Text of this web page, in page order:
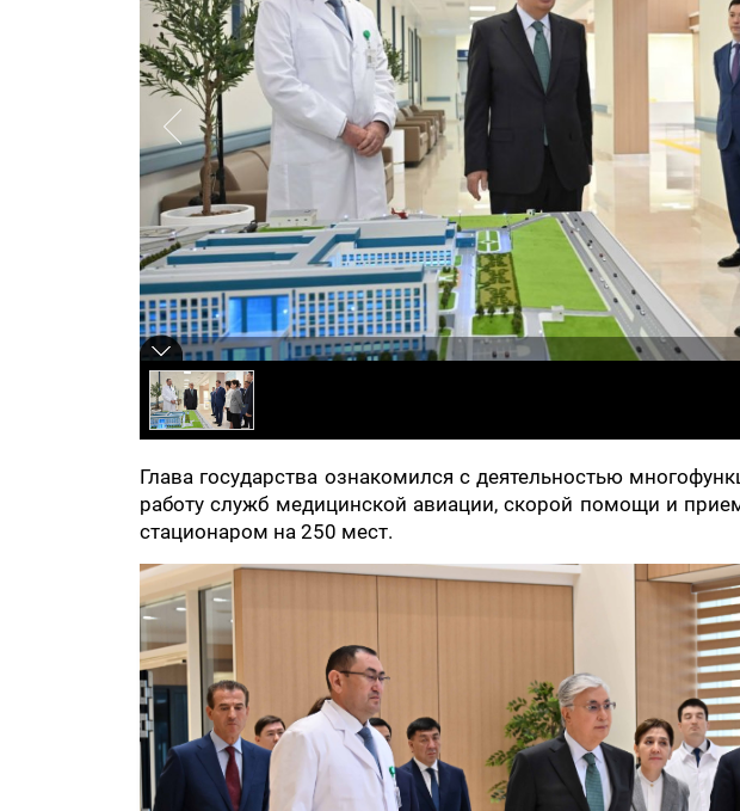
Глава государства ознакомился с деятельностью
работу служб медицинской авиации, скорой помощи и
стационаром на 250 мест.